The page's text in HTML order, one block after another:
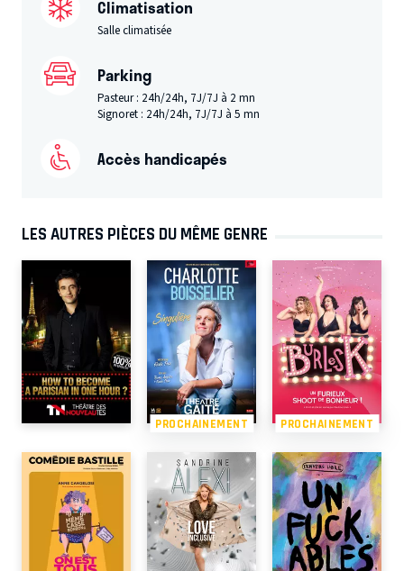
Climatisation
Salle climatisée
Parking
Pasteur : 24h/24h, 7J/7J à 2 mn
Signoret : 24h/24h, 7J/7J à 5 mn
Accès handicapés
LES AUTRES PIÈCES DU MÊME GENRE
PROCHAINEMENT PROCHAINEMENT